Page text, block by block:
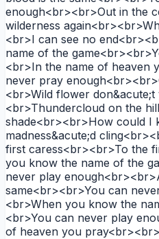
enough<br><br>Out in the
wilderness
<br>I can see no
name of the
<br>In the name of heaven
never pray
<br>Wild flower
<br>Thundercloud on the
shade<br><br>How could I
madness&acute;d
first caress<br><br>To the
you know the name of the
never play
same<br><br>You can
<br>When you know the
<br>You can never play
of heaven you